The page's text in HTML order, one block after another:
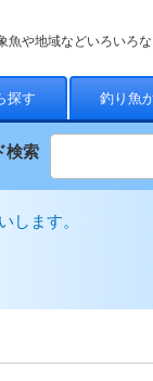
や地域などいろいろ
探す 釣り魚
検索
します。